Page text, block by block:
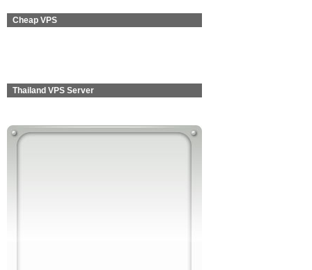
Cheap VPS
Thailand VPS Server